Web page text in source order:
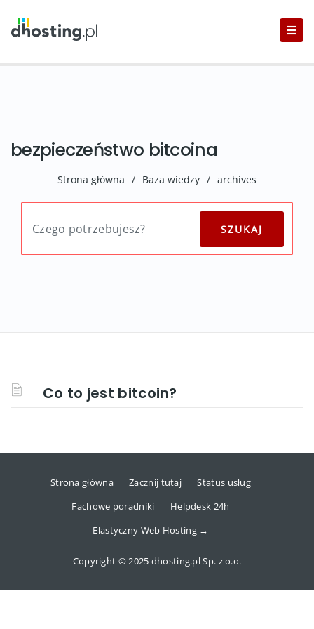
bezpieczeństwo bitcoina
Strona główna / Baza wiedzy / archives
Co to jest bitcoin?
Strona główna Zacznij tutaj
Status usług
Fachowe poradniki
Helpdesk 24h
Elastyczny Web Hosting →
Copyright © 2025 dhosting.pl Sp. z o.o.